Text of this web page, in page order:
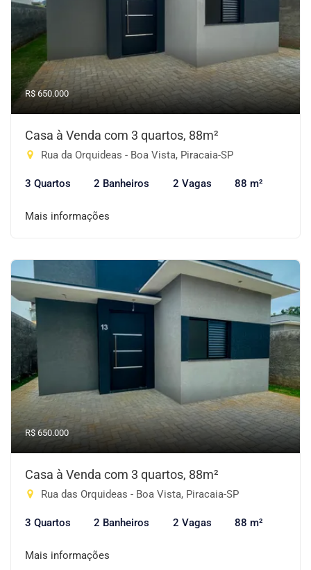
R$ 650.000
Casa à Venda com 3 quartos, 88m²
Rua da Orquideas - Boa Vista, Piracaia-SP
3 Quartos 2 Banheiros 2 Vagas 88 m²
Mais informações
R$ 650.000
Casa à Venda com 3 quartos, 88m²
Rua das Orquideas - Boa Vista, Piracaia-SP
3 Quartos 2 Banheiros 2 Vagas 88 m²
Mais informações